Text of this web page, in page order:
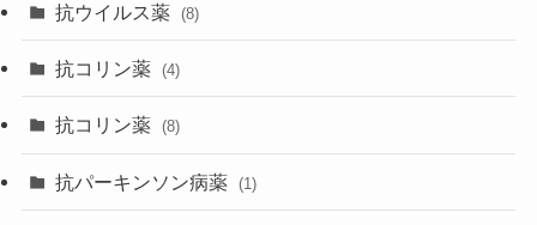
抗ウイルス薬 (8)
抗コリン薬 (4)
抗コリン薬 (8)
抗パーキンソン病薬 (1)